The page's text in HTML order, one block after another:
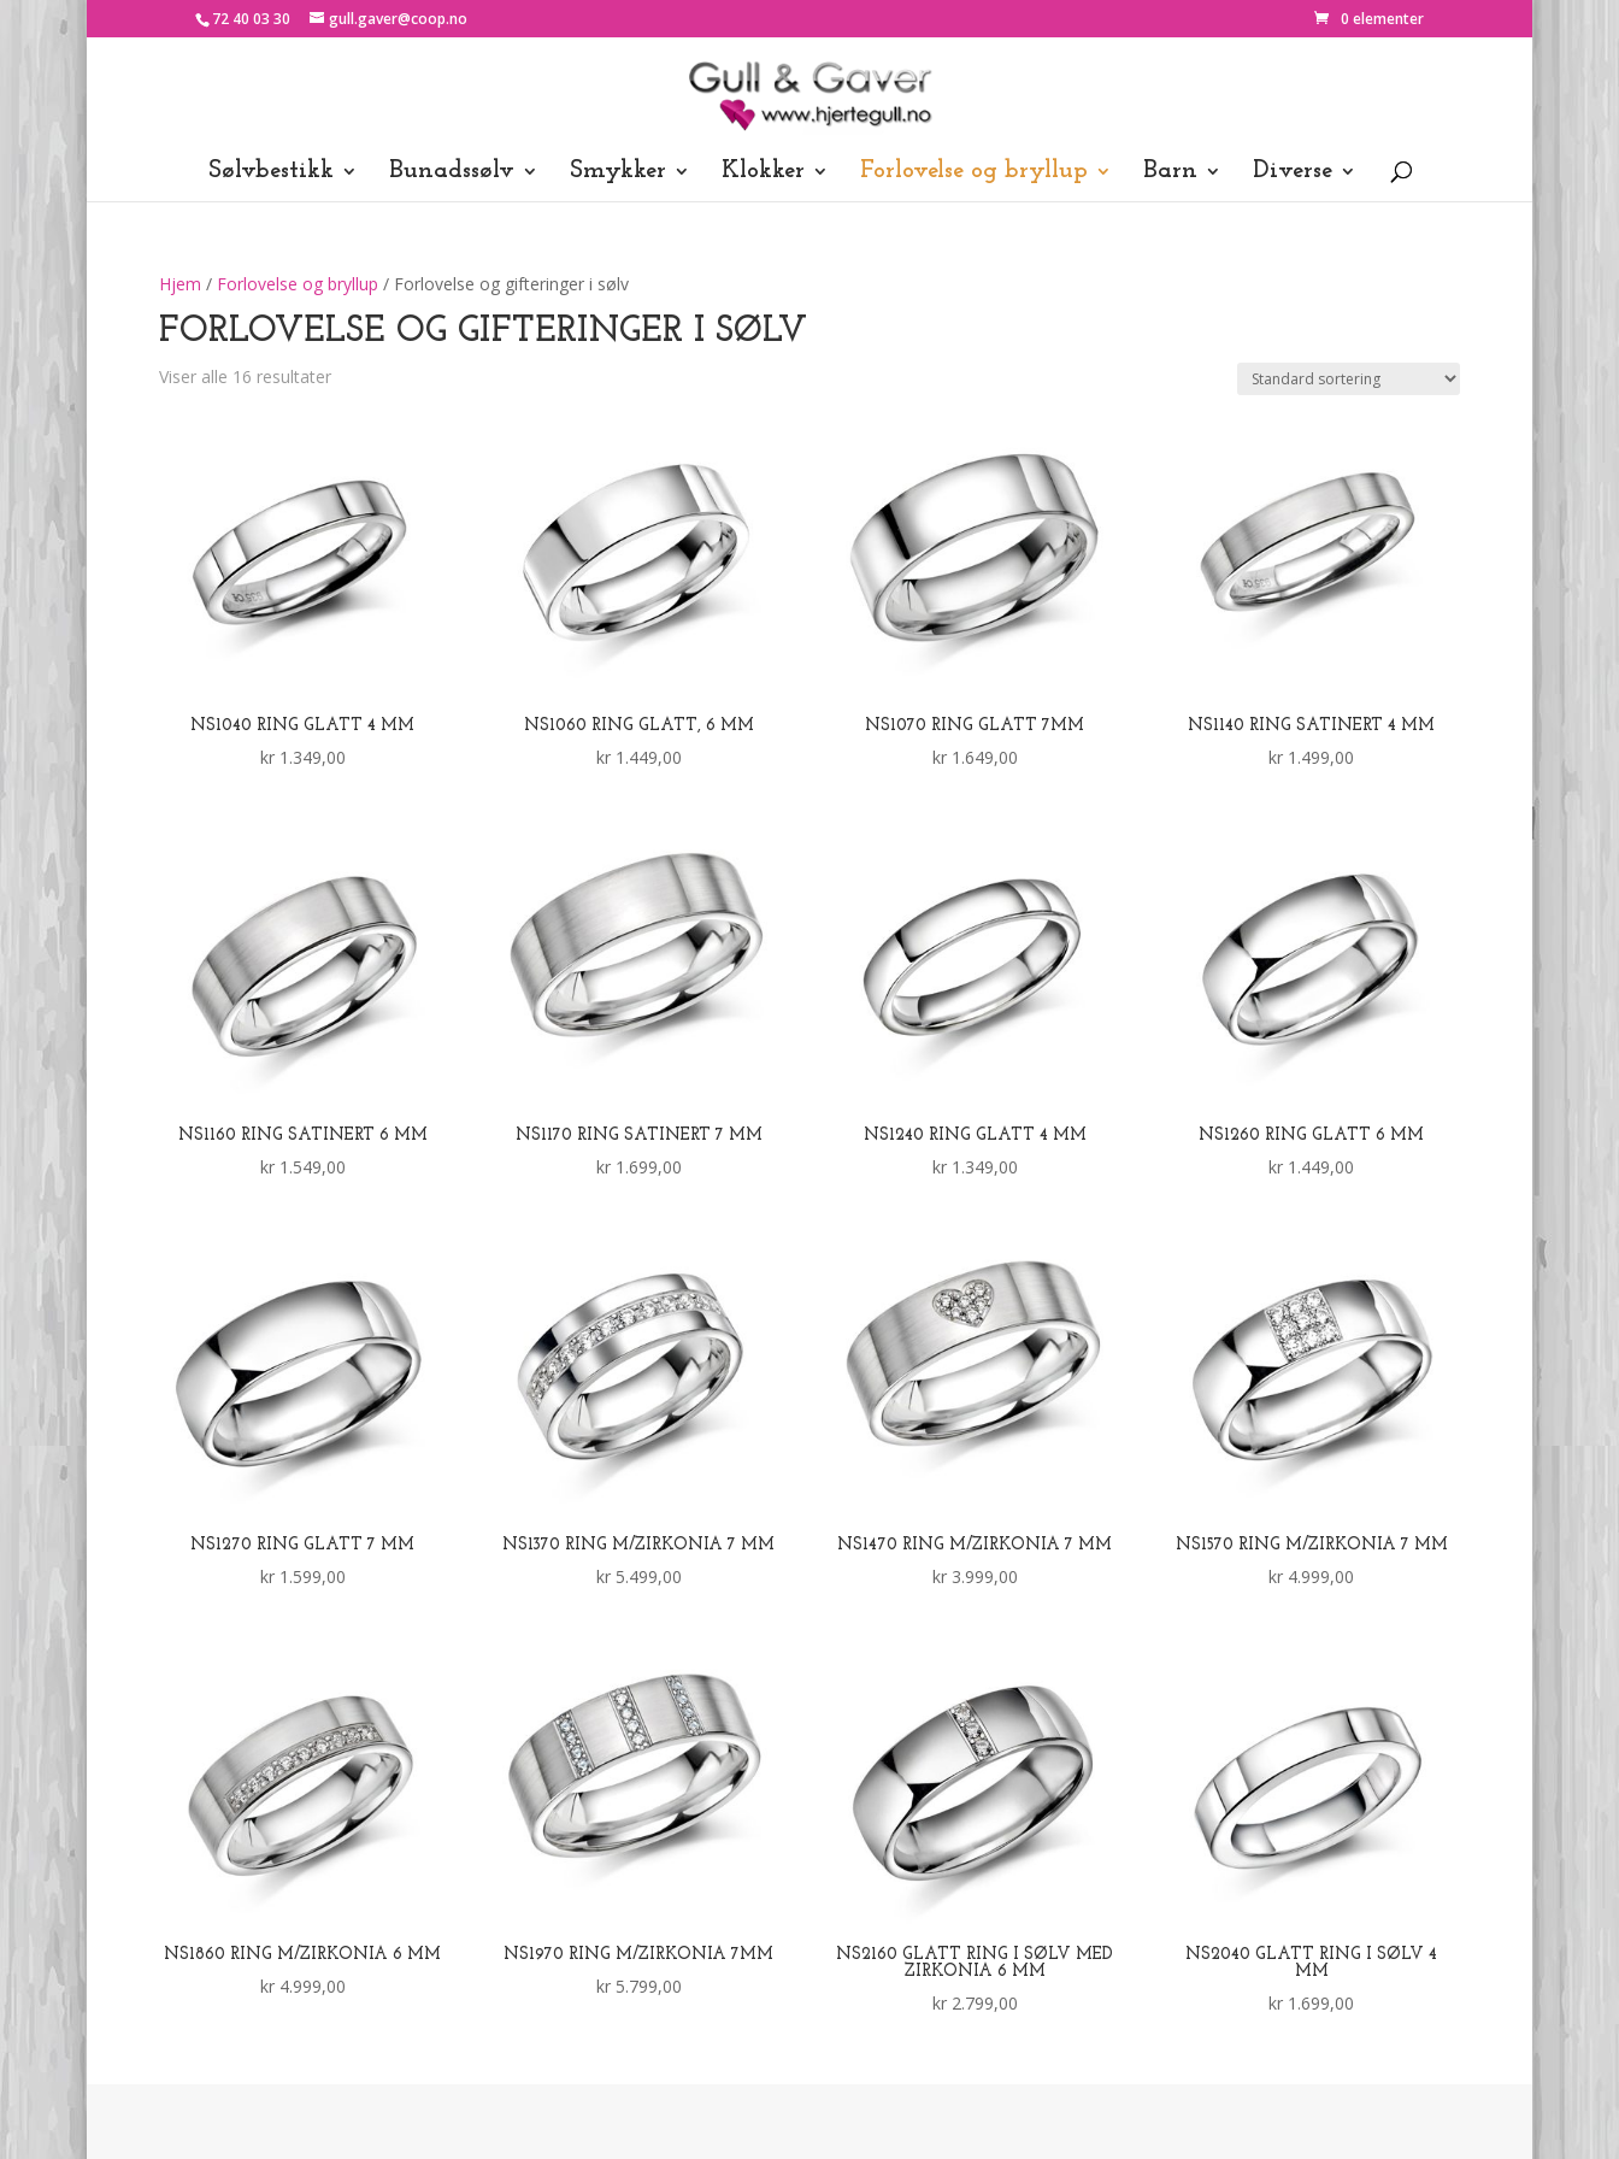
72 40 03 30 gull.gaver@coop.no 0 elementer
Sølvbestikk Bunadssølv Smykker Klokker Forlovelse og bryllup Barn Diverse
Hjem / Forlovelse og bryllup / Forlovelse og gifteringer i sølv
FORLOVELSE OG GIFTERINGER I SØLV
Viser alle 16 resultater
NS1040 RING GLATT 4 MM
kr1.349,00
NS1060 RING GLATT, 6 MM
kr1.449,00
NS1070 RING GLATT 7MM
kr1.649,00
NS1140 RING SATINERT 4 MM
kr 1.499,00
NS1160 RING SATINERT 6 MM
kr1.549,00
NS1170 RING SATINERT 7 MM
kr1.699,00
NS1240 RING GLATT 4 MM
kr1.349,00
NS1260 RING GLATT 6 MM
kr 1.449,00
NS1270 RING GLATT 7 MM
kr1.599,00
NS1370 RING M/ZIRKONIA 7 MM
kr5.499,00
NS1470 RING M/ZIRKONIA 7 MM
kr3.999,00
NS1570 RING M/ZIRKONIA 7 MM
kr 4.999,00
NS1860 RING M/ZIRKONIA 6 MM
kr4.999,00
NS1970 RING M/ZIRKONIA 7MM
kr5.799,00
NS2160 GLATT RING I SØLV MED
ZIRKONIA 6 MM
kr2.799,00
NS2040 GLATT RING I SØLV 4
MM
kr 1.699,00